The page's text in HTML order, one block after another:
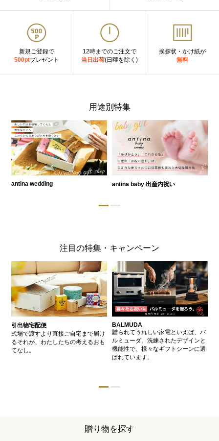
新規ご登録で
500ptプレゼント
12時までのご注文で
当日出荷(日曜を除く)
挨拶状・かけ紙が
無料
用途別特集
antina wedding antina baby 出産内祝い
注目の特集・キャンペーン
引出物宅配便
式場で渡すより直接ご自宅まで届け
るそれが、わたしたちの考えるおも
てなし。
BALMUDA
贈られてうれしい家電といえば、バ
ルミューダ。洗練されたデザインと
機能性で、様々なギフトシーンに選
ばれています。
贈り物を探す